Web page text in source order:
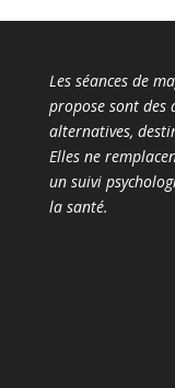
Les séances de
propose sont des
alternatives,
Elles ne
un suivi
la santé.